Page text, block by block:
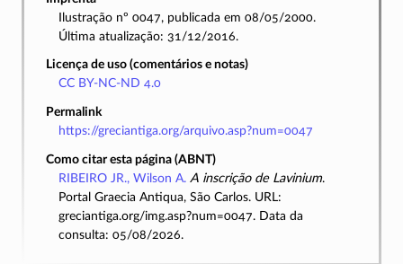
Ilustração nº 0047, publicada em 08/05/2000.
Última atualização: 31/12/2016.
Licença de uso (comentários e notas)
CC BY-NC-ND 4.0
Permalink
https://greciantiga.org/arquivo.asp?num=0047
Como citar esta página (ABNT)
RIBEIRO JR., Wilson A. A inscrição de Lavinium.
Portal Graecia Antiqua, São Carlos. URL:
greciantiga.org/img.asp?num=0047. Data da
consulta: 05/08/2026.